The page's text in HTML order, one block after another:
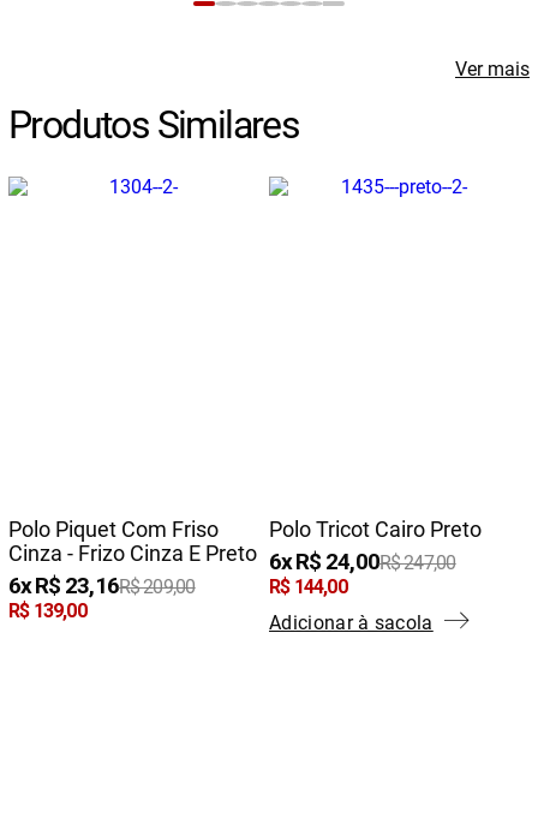
Produtos Similares
Polo Piquet Com Friso
Cinza - Frizo Cinza E Preto
6 R$ 23,16R$209,00
R$ 139,00
Polo Tricot Cairo Preto
6 R$ 24,00R$247,00
R$ 144,00
Adicionar à sacola
Ver mais